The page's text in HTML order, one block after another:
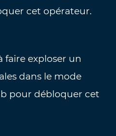
cet opérateur.
faire exploser un
dans le mode
pour débloquer cet